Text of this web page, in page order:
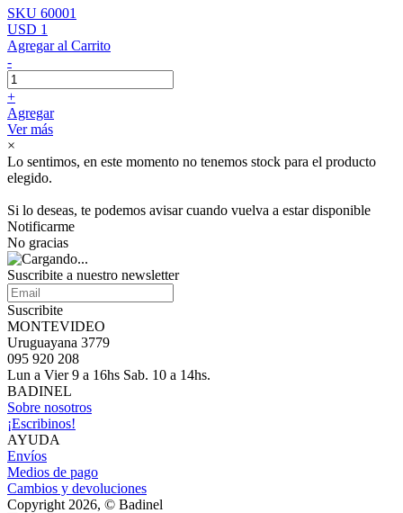
SKU 60001
USD 1
Agregar al Carrito
-
+
Agregar
Ver más
×
Lo sentimos, en este momento no tenemos stock para el producto
elegido.
Si lo deseas, te podemos avisar cuando vuelva a estar disponible
Notificarme
No gracias
Suscribite a nuestro newsletter
Suscribite
MONTEVIDEO
Uruguayana 3779
095 920 208
Lun a Vier 9 a 16hs Sab. 10 a 14hs.
BADINEL
Sobre nosotros
¡Escribinos!
AYUDA
Envíos
Medios de pago
Cambios y devoluciones
Copyright 2026, © Badinel